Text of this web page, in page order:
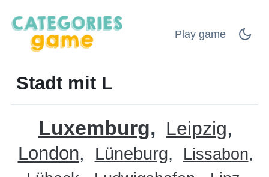
Play game
Stadt mit L
Luxemburg Leipzig
London Lüneburg
Lissabon